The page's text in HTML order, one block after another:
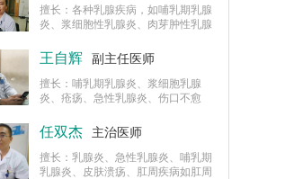
擅长：各种乳腺疾病，如哺乳期乳腺
炎、浆细胞性乳腺炎、肉芽肿性乳腺
染，如丹毒、淋巴结炎、甲沟炎、腮
腺炎、静脉炎、蜂窝织炎、疖疔痈等
中药内服外用治疗。
王自辉 副主任医师
擅长：哺乳期乳腺炎、浆细胞乳腺
炎、疮疡、急性乳腺炎、伤口不愈
围血管病、皮肤病、各种难愈性疾病
中西医结合诊治。
任双杰 主治医师
擅长：乳腺炎、急性乳腺炎、哺乳期
乳腺炎、皮肤溃疡、肛周疾病如肛周